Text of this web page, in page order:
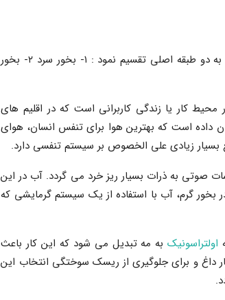
وسیله ای است برای تولید بخار آب که می توان آن را به دو طبقه اصلی تقسیم نمود : ۱- بخور سرد ۲- بخور
کار یا زندگی کاربرانی است که در اقلیم های
است که بهترین هوا برای تنفس انسان، هوای
صوتی به ذرات بسیار ریز خرد می گردد. آب در این
گرم، آب با استفاده از یک سیستم گرمایشی که
اولتراسونیکبه مه تبدیل می شود که این کار باعث
داغ و برای جلوگیری از ریسک سوختگی انتخاب این